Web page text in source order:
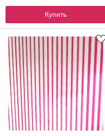
Купить